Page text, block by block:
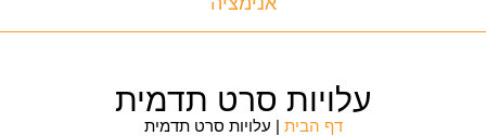
עלויות סרט תדמית
דף הבית | עלויות סרט תדמית